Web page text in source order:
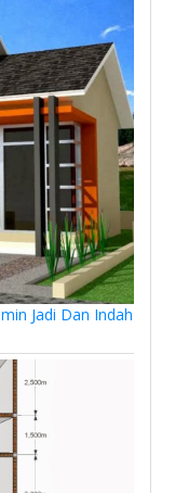
Jadi Dan Indah